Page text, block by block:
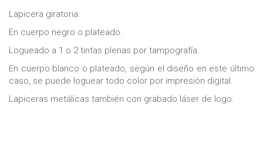
Lapicera giratoria.
En cuerpo negro o plateado.
Logueado a 1 o 2 tintas plenas por tampografía.
En cuerpo blanco o plateado, según el diseño en este último
caso, se puede loguear todo color por impresión digital.
Lapiceras metálicas también con grabado láser de logo.